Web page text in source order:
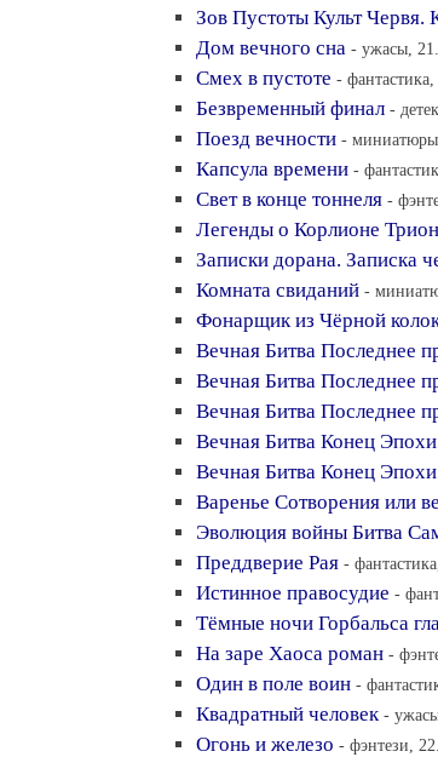
Зов Пустоты Культ Червя.
Дом вечного сна - ужасы,
Смех в пустоте -
Безвременный финал -
Поезд вечности -
Капсула времени -
Свет в конце тоннеля -
Легенды о Корлионе
Записки дорана. Записка
Комната свиданий -
Фонарщик из Чёрной
Вечная Битва Последнее
Вечная Битва Последнее
Вечная Битва Последнее
Вечная Битва Конец
Вечная Битва Конец
Варенье Сотворения или
Эволюция войны Битва
Преддверие Рая -
Истинное правосудие -
Тёмные ночи Горбальса
На заре Хаоса роман -
Один в поле воин -
Квадратный человек -
Огонь и железо - фэнтези,